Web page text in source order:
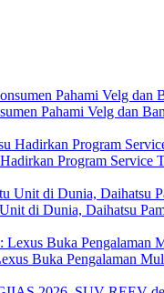
Pahami Velg dan
Program
di Dunia, Daihatsu
Buka Pengalaman